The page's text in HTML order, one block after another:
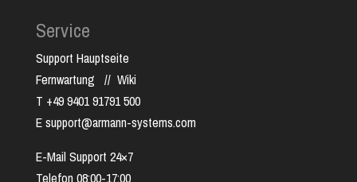
Service
Support Hauptseite
Fernwartung // Wiki
T +49 9401 91791 500
E support@armann-systems.com
E-Mail Support 24×7
Telefon 08:00-17:00